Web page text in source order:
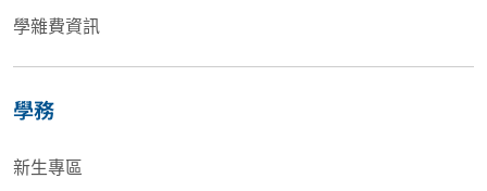
學雜費資訊
學務
新生專區